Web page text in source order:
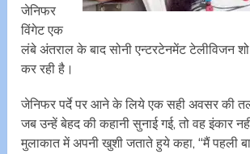
जेनिफर
विंगेट एक
लंबे अंतराल के बाद सोनी एन्टरटेनमेंट टेलीविजन शो
कर रही है।
जेनिफर पर्दे पर आने के लिये एक सही अवसर की
जब उन्हें बेहद की कहानी सुनाई गई, तो वह इंकार
मुलाकात में अपनी खुशी जताते हुये कहा, ‘‘मैं पहली